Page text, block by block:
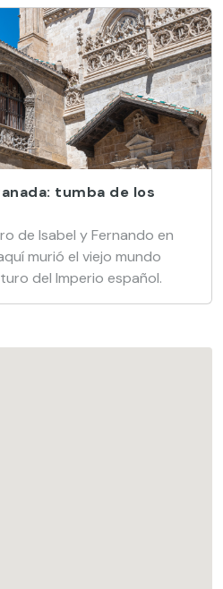
tumba de los
de Isabel y Fernando en
murió el viejo mundo
del Imperio español.